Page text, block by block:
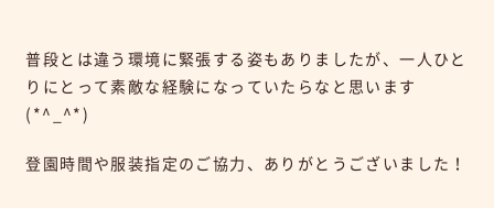
普段とは違う環境に緊張する姿もありましたが、一人ひと
りにとって素敵な経験になっていたらなと思います
(*^_^*)
登園時間や服装指定のご協力、ありがとうございました！